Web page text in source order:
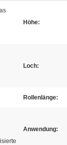
Höhe:
Loch:
Rollenlänge:
Anwendung: